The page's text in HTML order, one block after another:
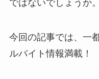
ではないでしょうか。
今回の記事では、一
ルバイト情報満載！